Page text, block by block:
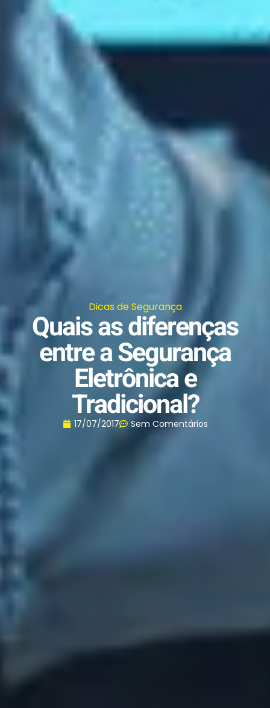
Dicas de Segurança
Quais as diferenças
entre a Segurança
Eletrônica e
Tradicional?
17/07/2017 Sem Comentários